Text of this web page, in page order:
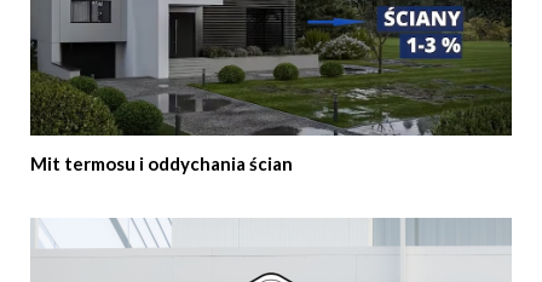
Mit termosu i oddychania ścian